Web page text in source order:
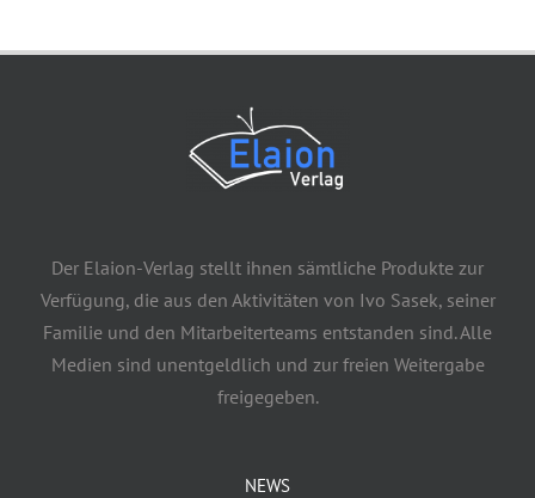
Der Elaion-Verlag stellt ihnen sämtliche Produkte zur
Verfügung, die aus den Aktivitäten von Ivo Sasek, seiner
Familie und den Mitarbeiterteams entstanden sind. Alle
Medien sind unentgeldlich und zur freien Weitergabe
freigegeben.
NEWS